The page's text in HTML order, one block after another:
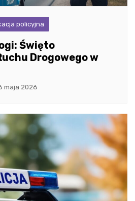
policyjna
Święto
Drogowego w
maja 2026